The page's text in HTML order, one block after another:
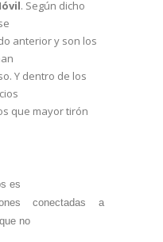
. Según dicho
anterior y son los
Y dentro de los
que mayor tirón
es
conectadas a
no